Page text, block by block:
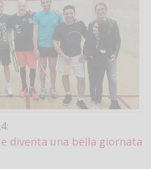
diventa una bella giornata